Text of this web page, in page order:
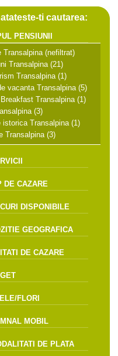
ti cautarea:
PENSIUNII
Transalpina(nefiltrat)
Transalpina(21)
Agroturism Transalpina(1)
Case de vacanta Transalpina(5)
Bed & Breakfast Transalpina(1)
Transalpina(3)
istorica Transalpina(1)
Cabane Transalpina(3)
DE CAZARE
DISPONIBILE
GEOGRAFICA
DE CAZARE
FLORI
MOBIL
DE PLATA